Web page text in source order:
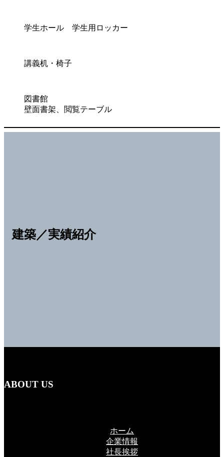
学生ホール 学生用ロッカー
講義机・椅子
図書館
壁面書架、閲覧テーブル
建築／実績紹介
ABOUT US
ホーム
企業情報
社長挨拶